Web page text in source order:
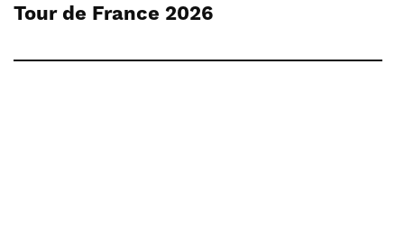
Tour de France 2026